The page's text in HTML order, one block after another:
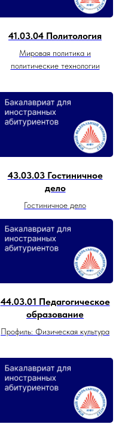
41.03.04 Политология
Мировая политика и
политические технологии
43.03.03 Гостиничное
дело
Гостиничное дело
44.03.01 Педагогическое
образование
Профиль: Физическая культура